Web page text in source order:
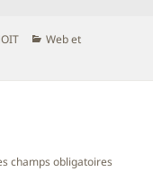
Catégories
Web et
champs obligatoires